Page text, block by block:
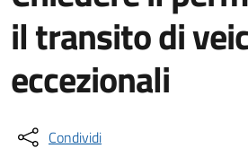
il transito di
eccezionali
Condividi